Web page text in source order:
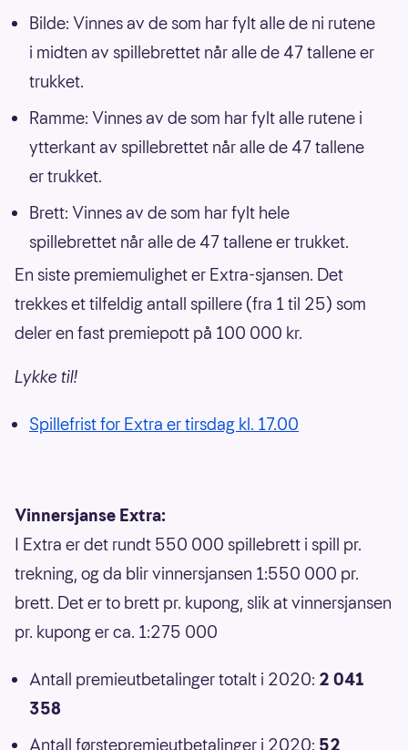
Bilde: Vinnes av de som har fylt alle de ni rutene
i midten av spillebrettet når alle de 47 tallene er
trukket.
Ramme: Vinnes av de som har fylt alle rutene i
ytterkant av spillebrettet når alle de 47 tallene
er trukket.
Brett: Vinnes av de som har fylt hele
spillebrettet når alle de 47 tallene er trukket.
En siste premiemulighet er Extra-sjansen. Det
trekkes et tilfeldig antall spillere (fra 1 til 25) som
deler en fast premiepott på 100 000 kr.
Lykke til!
Spillefrist for Extra er tirsdag kl. 17.00
Vinnersjanse Extra:
I Extra er det rundt 550 000 spillebrett i spill pr.
trekning, og da blir vinnersjansen 1:550 000 pr.
brett. Det er to brett pr. kupong, slik at vinnersjansen
pr. kupong er ca. 1:275 000
Antall premieutbetalinger totalt i 2020: 2 041
358
Antall førstepremieutbetalinger i 2020: 52